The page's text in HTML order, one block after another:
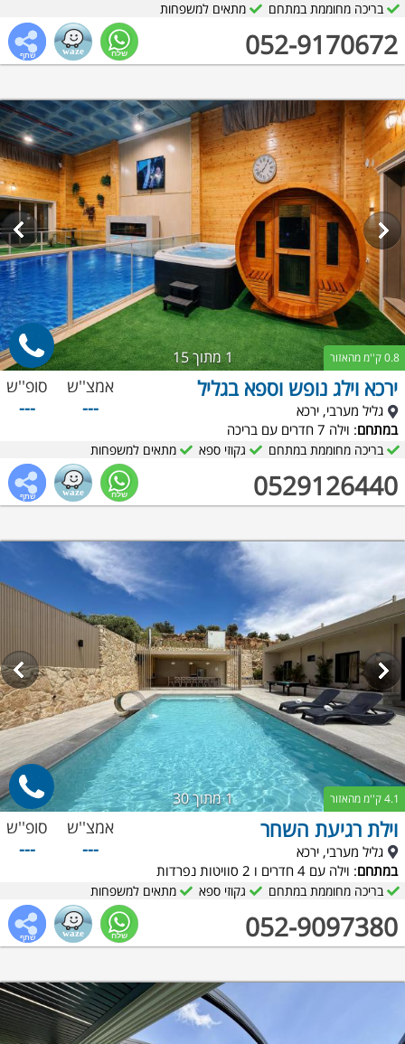
052-9170672
בריכה מחוממת במתחם מתאים למשפחות
1מתוך 15 0.8 ק''מ מהאזור
ירכא וילג נופש וספא בגליל
גליל מערבי, ירכא
במתחם: וילה 7 חדרים עם בריכה
0529126440
אמצ''ש
---
סופ''ש
---
בריכה מחוממת במתחם גקוזי ספא מתאים למשפחות
1מתוך 30 4.1 ק''מ מהאזור
וילת רגיעת השחר
גליל מערבי, ירכא
במתחם: וילה עם 4 חדרים ו 2 סוויטות נפרדות
052-9097380
אמצ''ש
---
סופ''ש
---
בריכה מחוממת במתחם גקוזי ספא מתאים למשפחות